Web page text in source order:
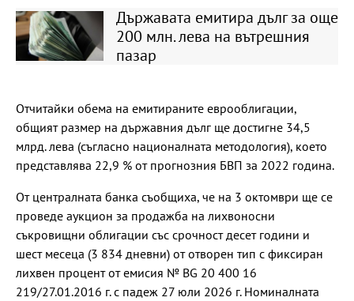
Държавата емитира дълг за още
200 млн. лева на вътрешния
пазар
Отчитайки обема на емитираните еврооблигации,
общият размер на държавния дълг ще достигне 34,5
млрд. лева (съгласно националната методология), което
представлява 22,9 % от прогнозния БВП за 2022 година.
От централната банка съобщиха, че на 3 октомври ще се
проведе аукцион за продажба на лихвоносни
съкровищни облигации със срочност десет години и
шест месеца (3 834 дневни) от отворен тип с фиксиран
лихвен процент от емисия № BG 20 400 16
219/27.01.2016 г. с падеж 27 юли 2026 г. Номиналната